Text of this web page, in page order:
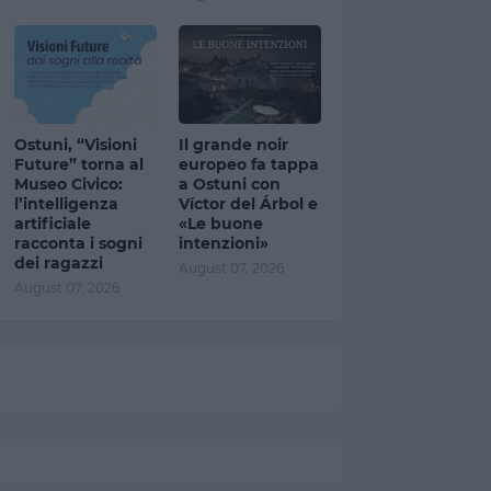
Ostuni, “Visioni
Future” torna al
Museo Civico:
l’intelligenza
artificiale
racconta i sogni
dei ragazzi
August 07, 2026
Il grande noir
europeo fa tappa
a Ostuni con
Víctor del Árbol e
«Le buone
intenzioni»
August 07, 2026